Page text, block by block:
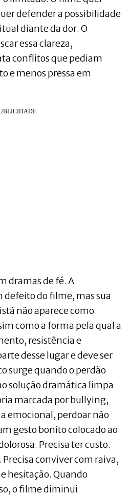
defender a possibilidade
diante da dor. O
essa clareza,
conflitos que pediam
e menos pressa em
dramas de fé. A
defeito do filme, mas sua
não aparece como
como a forma pela qual a
resistência e
desse lugar e deve ser
surge quando o perdão
solução dramática limpa
marcada por bullying,
emocional, perdoar não
gesto bonito colocado ao
Precisa ter custo.
Precisa conviver com raiva,
hesitação. Quando
o filme diminui